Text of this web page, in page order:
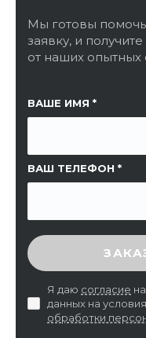
Мы готовы
заявку, и
от наших опытных
ВАШЕ ИМЯ
ВАШ ТЕЛЕФОН
ССЫЛКА НА
ВВЕДИТЕ
Я даю согласие
данных на
обработки